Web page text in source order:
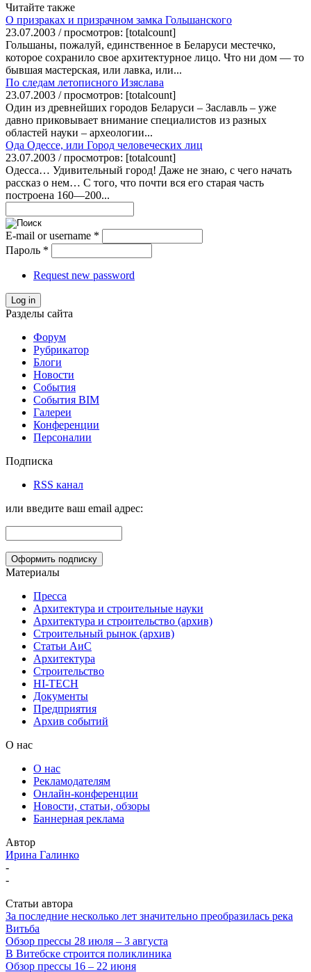
Читайте также
О призраках и призрачном замка Гольшанского
23.07.2003 / просмотров: [totalcount]
Гольшаны, пожалуй, единственное в Беларуси местечко,
которое сохранило свое архитектурное лицо. Что ни дом — то
бывшая мастерская, или лавка, или...
По следам летописного Изяслава
23.07.2003 / просмотров: [totalcount]
Один из древнейших городов Беларуси – Заславль – уже
давно приковывает внимание специалистов из разных
областей науки – археологии...
Ода Одессе, или Город человеческих лиц
23.07.2003 / просмотров: [totalcount]
Одесса… Удивительный город! Даже не знаю, с чего начать
рассказ о нем… С того, что почти вся его старая часть
построена 160—200...
E-mail or username *
Пароль *
Request new password
Log in
Разделы сайта
Форум
Рубрикатор
Блоги
Новости
События
События BIM
Галереи
Конференции
Персоналии
Подписка
RSS канал
или введите ваш email адрес:
Материалы
Пресса
Архитектура и строительные науки
Архитектура и строительство (архив)
Строительный рынок (архив)
Статьи АиС
Архитектура
Строительство
HI-TECH
Документы
Предприятия
Архив событий
О нас
О нас
Рекламодателям
Онлайн-конференции
Новости, статьи, обзоры
Баннерная реклама
Автор
Ирина Галинко
-
-
Статьи автора
За последние несколько лет значительно преобразилась река
Витьба
Обзор прессы 28 июля – 3 августа
В Витебске строится поликлиника
Обзор прессы 16 – 22 июня